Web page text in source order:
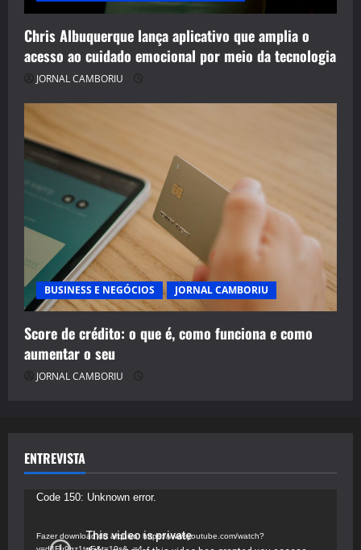
Chris Albuquerque lança aplicativo que amplia o
acesso ao cuidado emocional por meio da tecnologia
JORNAL CAMBORIU
BUSINESS E NEGÓCIOS JORNAL CAMBORIU
Score de crédito: o que é, como funciona e como
aumentar o seu
JORNAL CAMBORIU
ENTREVISTA
Tocador
vídeo
Code 150: Unknown error.
Fazer download do arquivo: https://www.youtube.com/watch?